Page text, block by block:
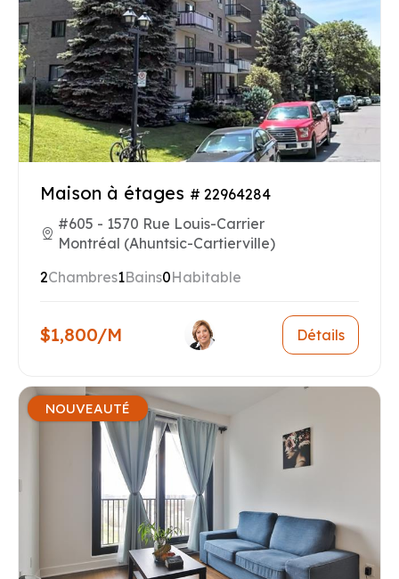
Maison à étages # 22964284
#605 - 1570 Rue Louis-Carrier
Montréal (Ahuntsic-Cartierville)
2Chambres1Bains0Habitable
$1,800/M Détails
NOUVEAUTÉ